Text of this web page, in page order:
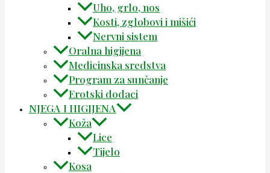
Uho, grlo, nos
Kosti, zglobovi i mišići
Nervni sistem
Oralna higijena
Medicinska sredstva
Program za sunčanje
Erotski dodaci
NJEGA I HIGIJENA
Koža
Lice
Tijelo
Kosa